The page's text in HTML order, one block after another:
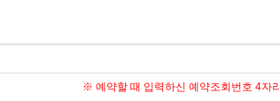
※ 예약할 때 입력하신 예약조회번호 4자리